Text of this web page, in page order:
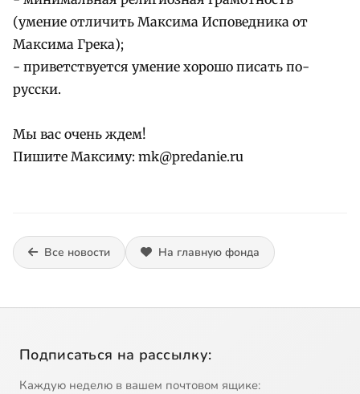
(умение отличить Максима Исповедника от
Максима Грека);
- приветствуется умение хорошо писать по-
русски.
Мы вас очень ждем!
Пишите Максиму: mk@predanie.ru
Все новости На главную фонда
Подписаться на рассылку:
Каждую неделю в вашем почтовом ящике: